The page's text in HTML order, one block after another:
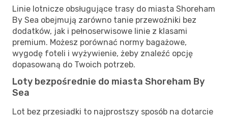
Linie lotnicze obsługujące trasy do miasta Shoreham
By Sea obejmują zarówno tanie przewoźniki bez
dodatków, jak i pełnoserwisowe linie z klasami
premium. Możesz porównać normy bagażowe,
wygodę foteli i wyżywienie, żeby znaleźć opcję
dopasowaną do Twoich potrzeb.
Loty bezpośrednie do miasta Shoreham By
Sea
Lot bez przesiadki to najprostszy sposób na dotarcie